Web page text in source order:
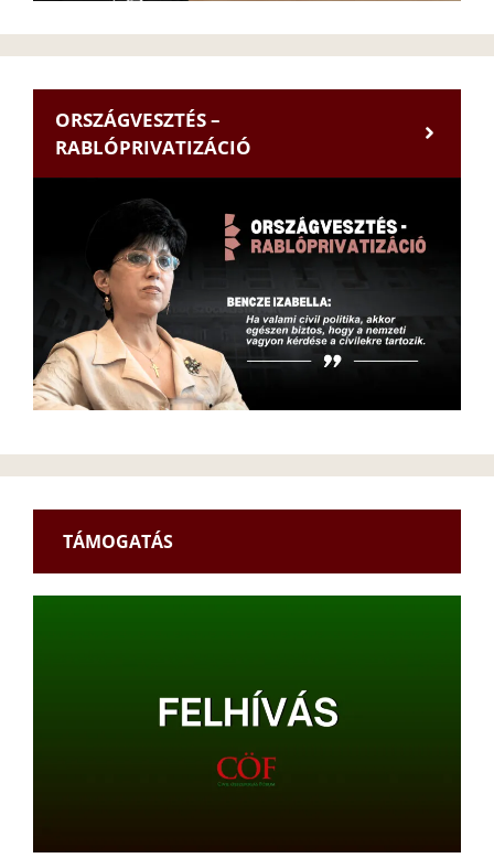
ORSZÁGVESZTÉS –
RABLÓPRIVATIZÁCIÓ
TÁMOGATÁS